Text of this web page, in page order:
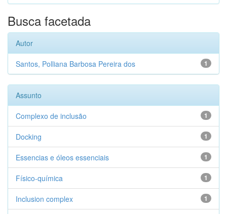
Busca facetada
Autor
1
Santos, Polliana Barbosa Pereira dos
Assunto
1
Complexo de inclusão
1
Docking
1
Essencias e óleos essenciais
1
Físico-química
1
Inclusion complex